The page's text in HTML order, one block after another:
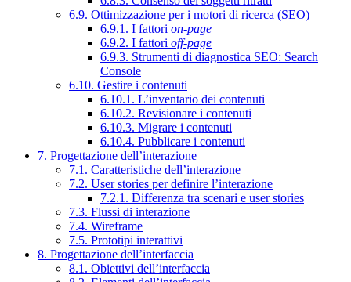
6.9. Ottimizzazione per i motori di ricerca (SEO)
6.9.1. I fattori on-page
6.9.2. I fattori off-page
6.9.3. Strumenti di diagnostica SEO: Search
Console
6.10. Gestire i contenuti
6.10.1. L’inventario dei contenuti
6.10.2. Revisionare i contenuti
6.10.3. Migrare i contenuti
6.10.4. Pubblicare i contenuti
7. Progettazione dell’interazione
7.1. Caratteristiche dell’interazione
7.2. User stories per definire l’interazione
7.2.1. Differenza tra scenari e user stories
7.3. Flussi di interazione
7.4. Wireframe
7.5. Prototipi interattivi
8. Progettazione dell’interfaccia
8.1. Obiettivi dell’interfaccia